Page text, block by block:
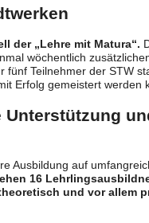
der „Lehre mit Matura“.
wöchentlich
Teilnehmer der STW
Erfolg gemeistert werden
Unterstützung
Ausbildung auf
16
und vor allem